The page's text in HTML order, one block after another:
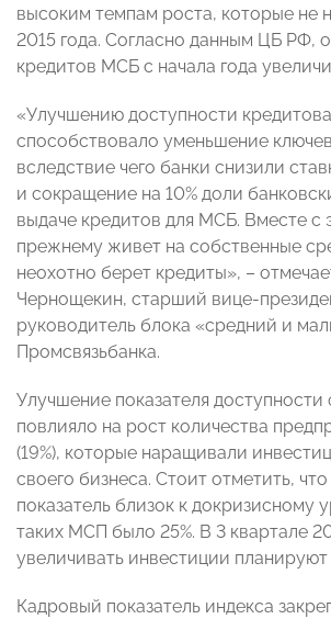
высоким темпам роста, которые не
2015 года. Согласно данным ЦБ РФ,
кредитов МСБ с начала года
«Улучшению доступности
способствовало уменьшение
вследствие чего банки снизили
и сокращение на 10% доли
выдаче кредитов для МСБ. Вместе с
прежнему живет на собственные
неохотно берет кредиты», –
Чернощекин, старший вице-
руководитель блока «средний и
Промсвязьбанка.
Улучшение показателя
повлияло на рост количества
(19%), которые наращивали
своего бизнеса. Стоит отметить,
показатель близок к докризисному
таких МСП было 25%. В 3 квартале
увеличивать инвестиции планируют
Кадровый показатель индекса